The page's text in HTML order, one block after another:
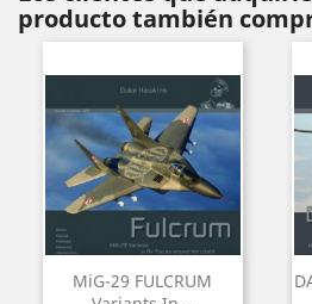
producto también
MiG-29 FULCRUM